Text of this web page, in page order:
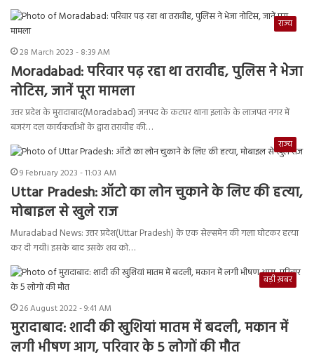
राज्य
28 March 2023 - 8:39 AM
Moradabad: परिवार पढ़ रहा था तरावीह, पुलिस ने भेजा
नोटिस, जानें पूरा मामला
उत्तर प्रदेश के मुरादाबाद(Moradabad) जनपद के कटघर थाना इलाके के लाजपत नगर में
बजरंग दल कार्यकर्ताओं के द्वारा तरावीह की…
राज्य
9 February 2023 - 11:03 AM
Uttar Pradesh: ऑटो का लोन चुकाने के लिए की हत्या,
मोबाइल से खुले राज
Muradabad News: उत्तर प्रदेश(Uttar Pradesh) के एक सेल्समेन की गला घोटकर हत्या
कर दी गयी। इसके बाद उसके शव को…
बड़ी ख़बर
26 August 2022 - 9:41 AM
मुरादाबाद: शादी की खुशियां मातम में बदली, मकान में
लगी भीषण आग, परिवार के 5 लोगों की मौत